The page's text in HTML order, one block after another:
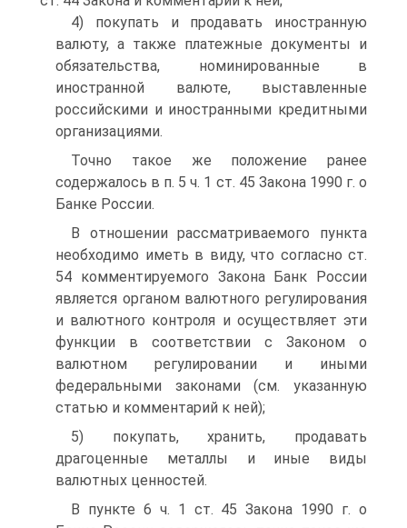
4) покупать и продавать иностранную
валюту, а также платежные документы и
обязательства, номинированные в
иностранной валюте, выставленные
российскими и иностранными кредитными
организациями.
Точно такое же положение ранее
содержалось в п. 5 ч. 1 ст. 45 Закона 1990 г. о
Банке России.
В отношении рассматриваемого пункта
необходимо иметь в виду, что согласно ст.
54 комментируемого Закона Банк России
является органом валютного регулирования
и валютного контроля и осуществляет эти
функции в соответствии с Законом о
валютном регулировании и иными
федеральными законами (см. указанную
статью и комментарий к ней);
5) покупать, хранить, продавать
драгоценные металлы и иные виды
валютных ценностей.
В пункте 6 ч. 1 ст. 45 Закона 1990 г. о